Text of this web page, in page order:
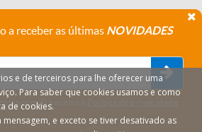
a receber as últimas NOVIDADES
e aceito a Política de privacidade
e de terceiros para lhe oferecer uma
Para saber que cookies usamos e como
de cookies.
e exceto se tiver desativado as